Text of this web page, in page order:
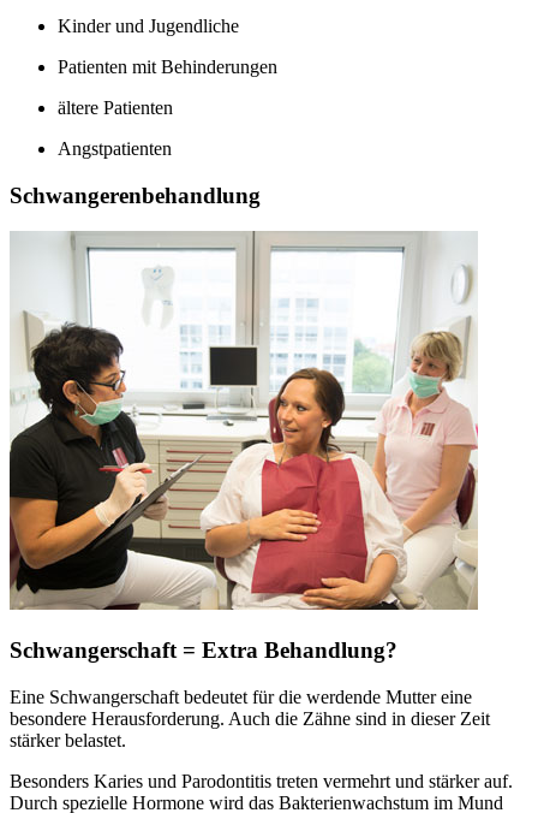
Kinder und Jugendliche
Patienten mit Behinderungen
ältere Patienten
Angstpatienten
Schwangerenbehandlung
Schwangerschaft = Extra Behandlung?
Eine Schwangerschaft bedeutet für die werdende Mutter eine
besondere Herausforderung. Auch die Zähne sind in dieser Zeit
stärker belastet.
Besonders Karies und Parodontitis treten vermehrt und stärker auf.
Durch spezielle Hormone wird das Bakterienwachstum im Mund